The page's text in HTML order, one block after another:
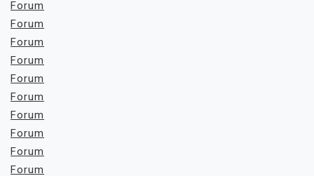
Forum
Forum
Forum
Forum
Forum
Forum
Forum
Forum
Forum
Forum